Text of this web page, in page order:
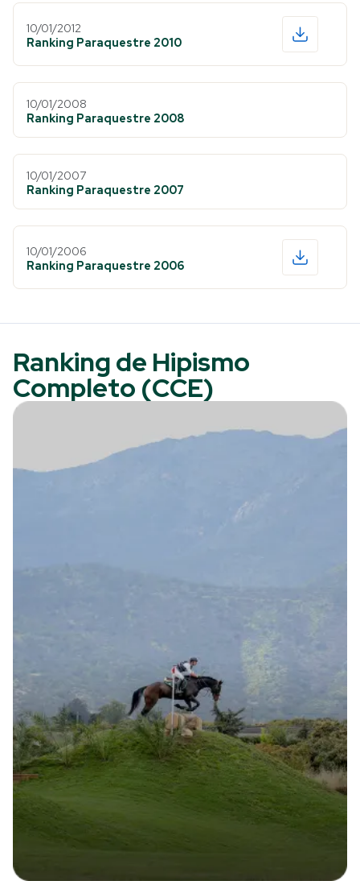
10/01/2012
Ranking Paraquestre 2010
10/01/2008
Ranking Paraquestre 2008
10/01/2007
Ranking Paraquestre 2007
10/01/2006
Ranking Paraquestre 2006
Ranking de Hipismo
Completo (CCE)